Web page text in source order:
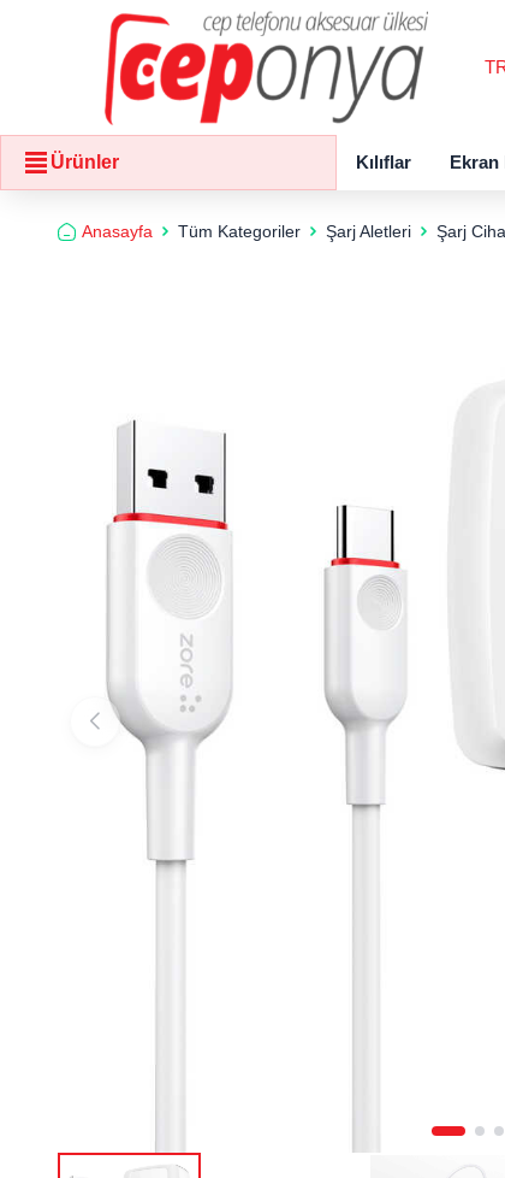
Ürünler Kılıflar
Anasayfa Tüm Kategoriler Şarj Aletleri Şarj